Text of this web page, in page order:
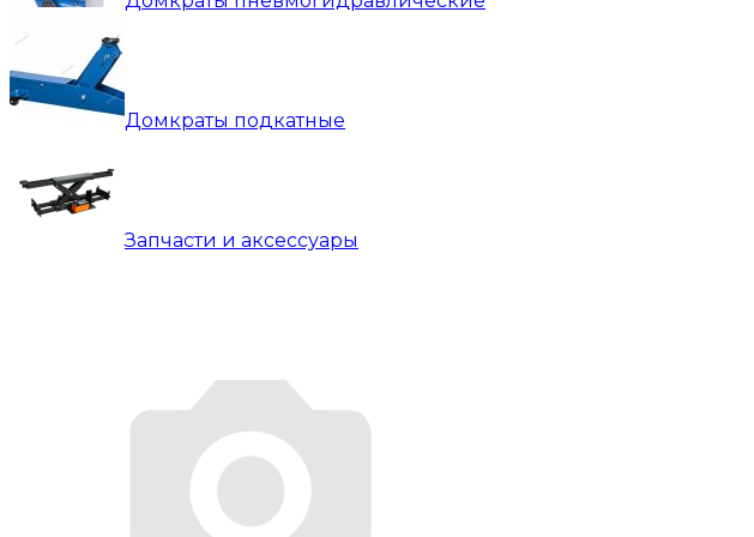
Домкраты подкатные
Запчасти и аксессуары